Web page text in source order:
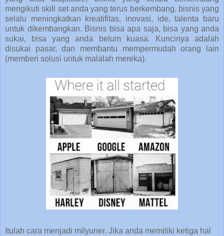
mengikuti skill set anda yang terus berkembang. bisnis yang
selalu meningkatkan kreatifitas, inovasi, ide, talenta baru
untuk dikembangkan. Bisnis bisa apa saja, bisa yang anda
sukai, bisa yang anda belum kuasa. Kuncinya adalah
disukai pasar, dan membantu mempermudah orang lain
(memberi solusi untuk malalah mereka).
Itulah cara menjadi milyuner. Jika anda memiliki ketiga hal